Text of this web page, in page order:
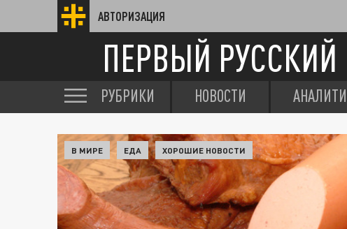
АВТОРИЗАЦИЯ
ПЕРВЫЙ РУССКИЙ
РУБРИКИ НОВОСТИ
В МИРЕ ЕДА ХОРОШИЕ НОВОСТИ